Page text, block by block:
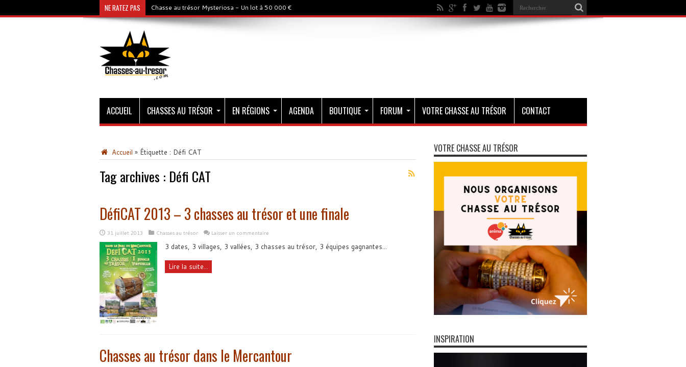
NE RATEZ PAS Chasse au trésor Mysteriosa - Un lot à 50 000 €
ACCUEIL CHASSES AU TRÉSOR EN RÉGIONS AGENDA BOUTIQUE FORUM VOTRE CHASSE AU TRÉSOR CONTACT
Accueil » Étiquette : Défi CAT
Tag archives : Défi CAT
DéfiCAT 2013 – 3 chasses au trésor et une finale
31 juillet 2013 Chasses au trésor Laisser un commentaire
3 dates, 3 villages, 3 vallées, 3 chasses au trésor, 3 équipes gagnantes...
Lire la suite...
Chasses au trésor dans le Mercantour
VOTRE CHASSE AU TRÉSOR
INSPIRATION